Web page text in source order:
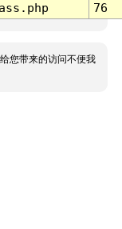
76
您带来的访问不便我